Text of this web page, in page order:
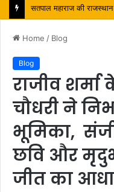
Home / Blog
Blog
राजीव
चौधरी ने
भूमिका,
छवि और
जीत का